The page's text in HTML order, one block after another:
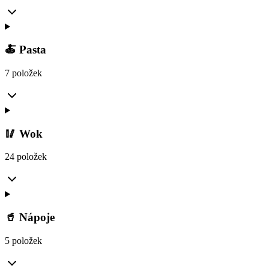
🍝 Pasta
7 položek
🥢 Wok
24 položek
🥤 Nápoje
5 položek